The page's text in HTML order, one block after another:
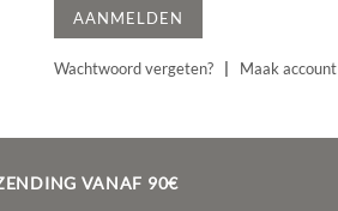
AANMELDEN
Wachtwoord vergeten? Maak account
VANAF 90€